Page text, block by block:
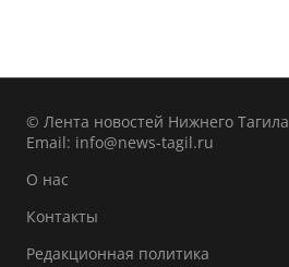
© Лента новостей Нижнего Тагила
Email: info@news-tagil.ru
О нас
Контакты
Редакционная политика